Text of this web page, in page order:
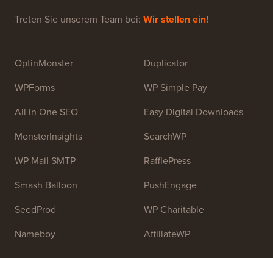
Treten Sie unserem Team bei: Wir stellen ein!
OptinMonster
WPForms
All in One SEO
MonsterInsights
WP Mail SMTP
Smash Balloon
SeedProd
Nameboy
Duplicator
WP Simple Pay
Easy Digital Downloads
SearchWP
RafflePress
PushEngage
WP Charitable
AffiliateWP